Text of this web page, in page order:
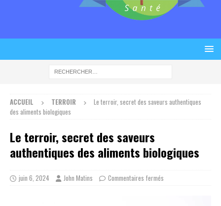
ACCUEIL TERROIR
Le terroir, secret des saveurs authentiques
des aliments biologiques
Le terroir, secret des saveurs
authentiques des aliments biologiques
juin 6, 2024 John Matins Commentaires fermés